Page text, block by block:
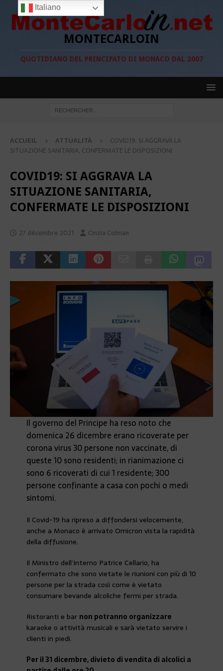
MONTECARLOIN
QUOTIDIANO DEL PRINCIPATO DI MONACO DAL 2007
ACCUEIL ATTUALITÀ
COVID19: SI AGGRAVA LA
SITUAZIONE SANITARIA, CONFERMATE LE DISPOSIZIONI
COVID19: SI AGGRAVA LA
SITUAZIONE SANITARIA,
CONFERMATE LE DISPOSIZIONI
27 décembre 2021 Cinzia Colman
Il governo del Principe ha reso noto che
domenica 26 dicembre erano ricoverate per
corona virus 30 persone non vaccinate, di
queste 10 sono residenti; in rianimazione ci
sono 6 ricoverati di cui 1 residente; 300
persone confinante a casa con pochi o medi
sintomi.
Il Covid-19 ha ripreso a diffondersi velocemente,
anche a Monaco è arrivato Omicron vista la rapidità
della diffusione.
Il Ministro dell’Interno Patrice Cellario, ha
confermato che sono vietate le riunioni con più di 10
persone per la strada così come è vietato
consumare bevande alcoliche fermi per strada.
Ristoranti e bar non potranno organizzare
karaoke o attività musicali e sarà vietato servire i
clienti in piedi.
Per il 31 dicembre, divieto di vendita di alcolici a
Italiano